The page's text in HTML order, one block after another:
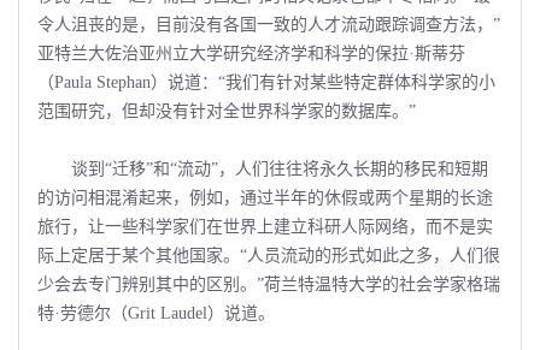
令人沮丧的是，目前没有各国一致的人才流动跟踪调查方法，”
亚特兰大佐治亚州立大学研究经济学和科学的保拉·斯蒂芬
（Paula Stephan）说道：“我们有针对某些特定群体科学家的小
范围研究，但却没有针对全世界科学家的数据库。”
谈到“迁移”和“流动”，人们往往将永久长期的移民和短期
的访问相混淆起来，例如，通过半年的休假或两个星期的长途
旅行，让一些科学家们在世界上建立科研人际网络，而不是实
际上定居于某个其他国家。“人员流动的形式如此之多，人们很
少会去专门辨别其中的区别。”荷兰特温特大学的社会学家格瑞
特·劳德尔（Grit Laudel）说道。